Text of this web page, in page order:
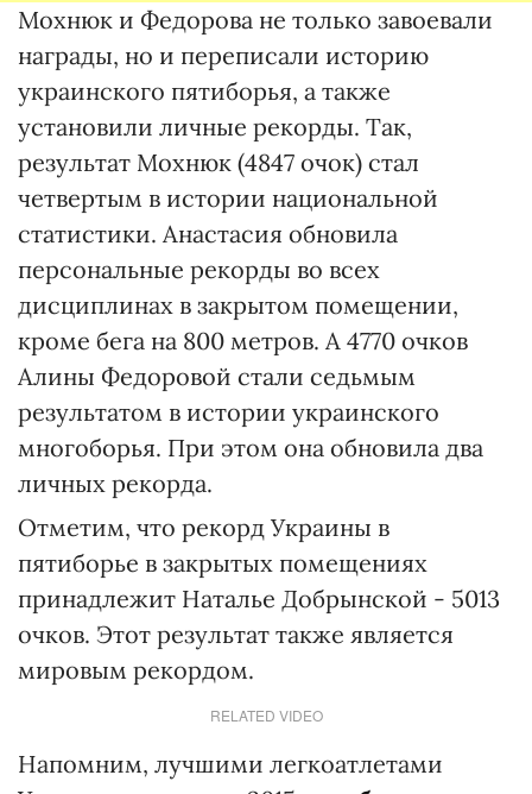
Мохнюк и Федорова не только завоевали
награды, но и переписали историю
украинского пятиборья, а также
установили личные рекорды. Так,
результат Мохнюк (4847 очок) стал
четвертым в истории национальной
статистики. Анастасия обновила
персональные рекорды во всех
дисциплинах в закрытом помещении,
кроме бега на 800 метров. А 4770 очков
Алины Федоровой стали седьмым
результатом в истории украинского
многоборья. При этом она обновила два
личных рекорда.
Отметим, что рекорд Украины в
пятиборье в закрытых помещениях
принадлежит Наталье Добрынской - 5013
очков. Этот результат также является
мировым рекордом.
RELATED VIDEO
Напомним, лучшими легкоатлетами